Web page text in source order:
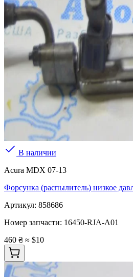
В наличии
Acura MDX 07-13
Форсунка (распылитель) низкое
Артикул: 858686
Номер запчасти: 16450-RJA-A01
460 ₴ ≈ $10